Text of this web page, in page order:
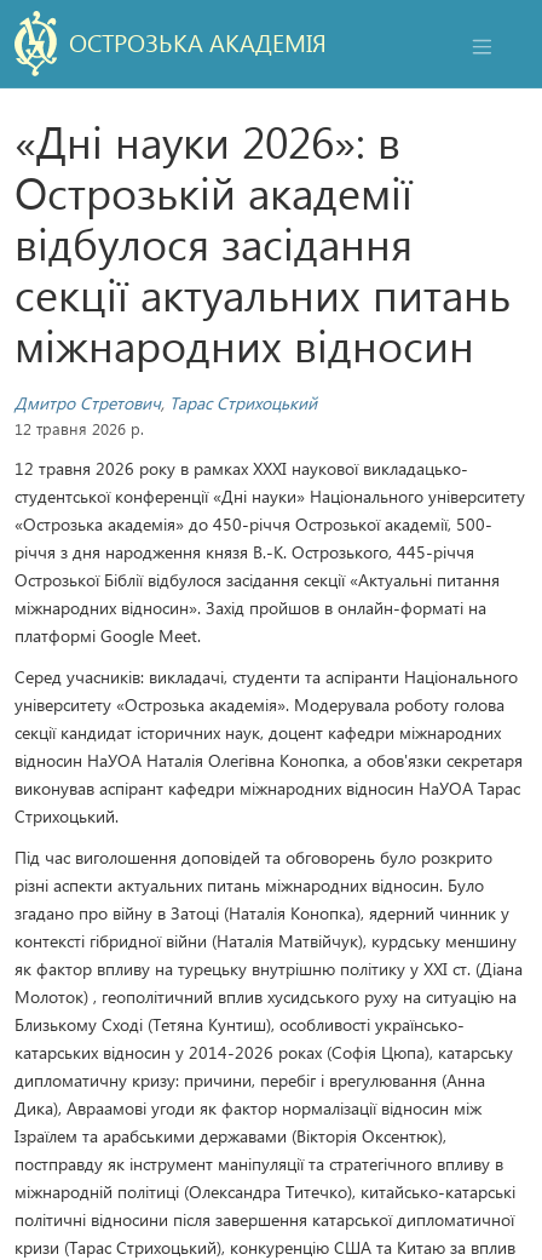
ОСТРОЗЬКА АКАДЕМІЯ
«Дні науки 2026»: в
Острозькій академії
відбулося засідання
секції актуальних питань
міжнародних відносин
Дмитро Стретович, Тарас Стрихоцький
12 травня 2026 р.
12 травня 2026 року в рамках XXХІ наукової викладацько-
студентської конференції «Дні науки» Національного університету
«Острозька академія» до 450-річчя Острозької академії, 500-
річчя з дня народження князя В.-К. Острозького, 445-річчя
Острозької Біблії відбулося засідання секції «Актуальні питання
міжнародних відносин». Захід пройшов в онлайн-форматі на
платформі Google Meet.
Серед учасників: викладачі, студенти та аспіранти Національного
університету «Острозька академія». Модерувала роботу голова
секції кандидат історичних наук, доцент кафедри міжнародних
відносин НаУОА Наталія Олегівна Конопка, а обов'язки секретаря
виконував аспірант кафедри міжнародних відносин НаУОА Тарас
Стрихоцький.
Під час виголошення доповідей та обговорень було розкрито
різні аспекти актуальних питань міжнародних відносин. Було
згадано про війну в Затоці (Наталія Конопка), ядерний чинник у
контексті гібридної війни (Наталія Матвійчук), курдську меншину
як фактор впливу на турецьку внутрішню політику у ХХІ ст. (Діана
Молоток) , геополітичний вплив хусидського руху на ситуацію на
Близькому Сході (Тетяна Кунтиш), особливості українсько-
катарських відносин у 2014-2026 роках (Софія Цюпа), катарську
дипломатичну кризу: причини, перебіг і врегулювання (Анна
Дика), Авраамові угоди як фактор нормалізації відносин між
Ізраїлем та арабськими державами (Вікторія Оксентюк),
постправду як інструмент маніпуляції та стратегічного впливу в
міжнародній політиці (Олександра Титечко), китайсько-катарські
політичні відносини після завершення катарської дипломатичної
кризи (Тарас Стрихоцький), конкуренцію США та Китаю за вплив